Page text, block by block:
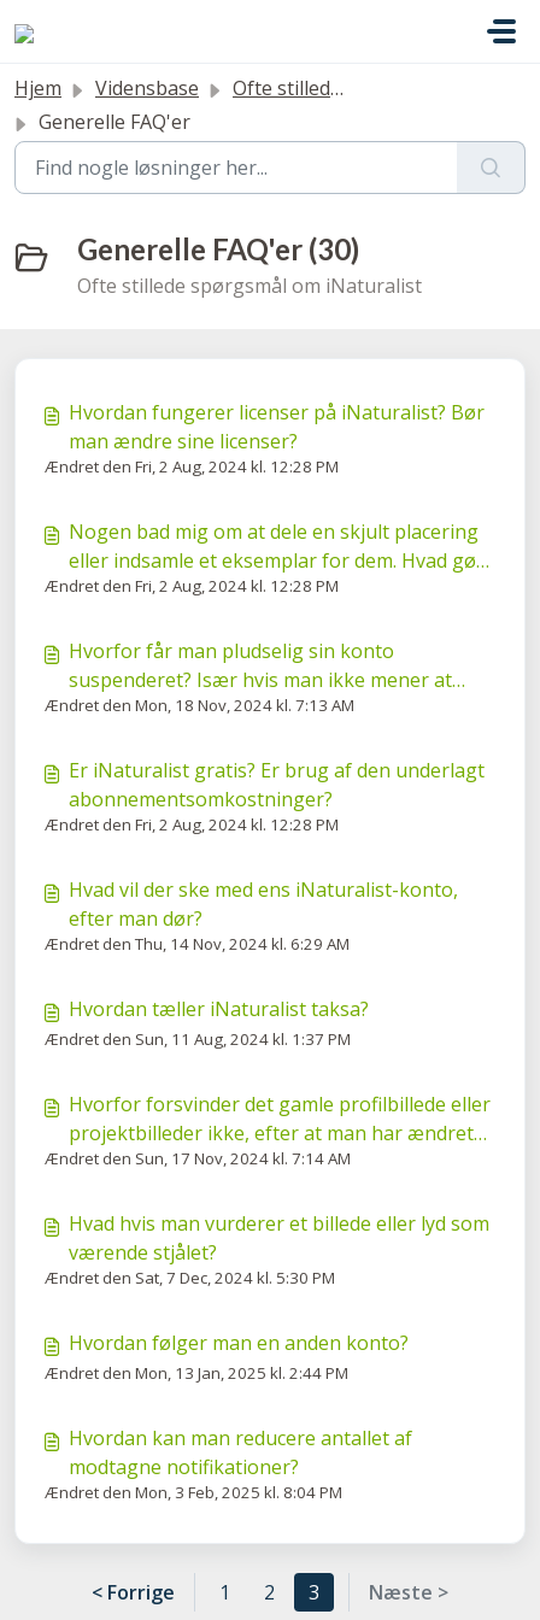
Hjem Vidensbase
Ofte stillede spørgsmål
Generelle FAQ'er
Generelle FAQ'er (30)
Ofte stillede spørgsmål om iNaturalist
Hvordan fungerer licenser på iNaturalist? Bør
man ændre sine licenser?
Ændret den Fri, 2 Aug, 2024 kl. 12:28 PM
Nogen bad mig om at dele en skjult placering
eller indsamle et eksemplar for dem. Hvad gør
jeg?
Ændret den Fri, 2 Aug, 2024 kl. 12:28 PM
Hvorfor får man pludselig sin konto
suspenderet? Især hvis man ikke mener at
have overtrådte nogen regler.
Ændret den Mon, 18 Nov, 2024 kl. 7:13 AM
Er iNaturalist gratis? Er brug af den underlagt
abonnementsomkostninger?
Ændret den Fri, 2 Aug, 2024 kl. 12:28 PM
Hvad vil der ske med ens iNaturalist-konto,
efter man dør?
Ændret den Thu, 14 Nov, 2024 kl. 6:29 AM
Hvordan tæller iNaturalist taksa?
Ændret den Sun, 11 Aug, 2024 kl. 1:37 PM
Hvorfor forsvinder det gamle profilbillede eller
projektbilleder ikke, efter at man har ændret
dem?
Ændret den Sun, 17 Nov, 2024 kl. 7:14 AM
Hvad hvis man vurderer et billede eller lyd som
værende stjålet?
Ændret den Sat, 7 Dec, 2024 kl. 5:30 PM
Hvordan følger man en anden konto?
Ændret den Mon, 13 Jan, 2025 kl. 2:44 PM
Hvordan kan man reducere antallet af
modtagne notifikationer?
Ændret den Mon, 3 Feb, 2025 kl. 8:04 PM
< Forrige 1 2 3 Næste >